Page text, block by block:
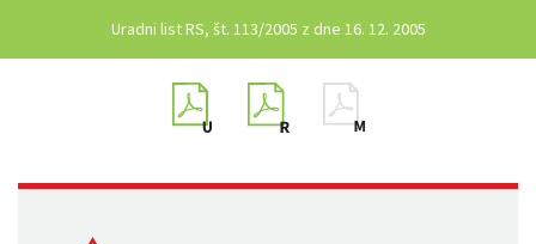
Uradni list RS, št. 113/2005 z dne 16. 12. 2005